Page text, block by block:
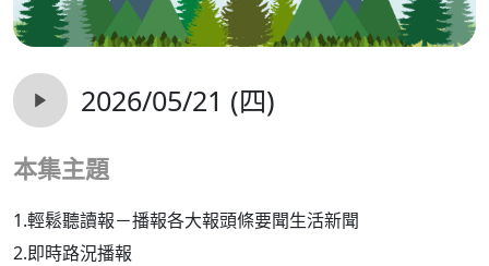
2026/05/21 (四)
本集主題
1.輕鬆聽讀報－播報各大報頭條要聞生活新聞
2.即時路況播報